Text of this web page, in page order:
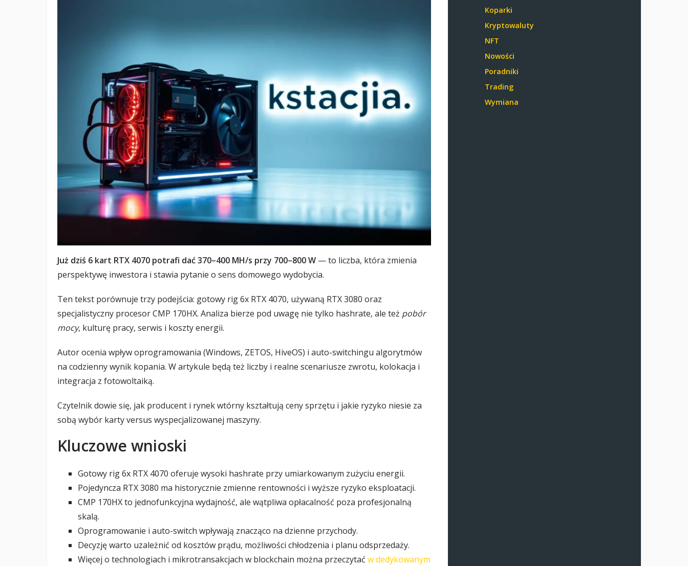
Już dziś 6 kart RTX 4070 potrafi dać 370–400 MH/s przy 700–800 W — to liczba, która zmienia
perspektywę inwestora i stawia pytanie o sens domowego wydobycia.
Ten tekst porównuje trzy podejścia: gotowy rig 6x RTX 4070, używaną RTX 3080 oraz
specjalistyczny procesor CMP 170HX. Analiza bierze pod uwagę nie tylko hashrate, ale też pobór
mocy, kulturę pracy, serwis i koszty energii.
Autor ocenia wpływ oprogramowania (Windows, ZETOS, HiveOS) i auto-switchingu algorytmów
na codzienny wynik kopania. W artykule będą też liczby i realne scenariusze zwrotu, kolokacja i
integracja z fotowoltaiką.
Czytelnik dowie się, jak producent i rynek wtórny kształtują ceny sprzętu i jakie ryzyko niesie za
sobą wybór karty versus wyspecjalizowanej maszyny.
Kluczowe wnioski
Gotowy rig 6x RTX 4070 oferuje wysoki hashrate przy umiarkowanym zużyciu energii.
Pojedyncza RTX 3080 ma historycznie zmienne rentowności i wyższe ryzyko eksploatacji.
CMP 170HX to jednofunkcyjna wydajność, ale wątpliwa opłacalność poza profesjonalną
skalą.
Oprogramowanie i auto-switch wpływają znacząco na dzienne przychody.
Decyzję warto uzależnić od kosztów prądu, możliwości chłodzenia i planu odsprzedaży.
Więcej o technologiach i mikrotransakcjach w blockchain można przeczytać w dedykowanym
Koparki
Kryptowaluty
NFT
Nowości
Poradniki
Trading
Wymiana